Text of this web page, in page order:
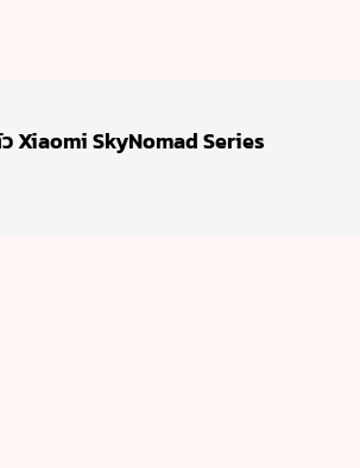
Xiaomi SkyNomad Series